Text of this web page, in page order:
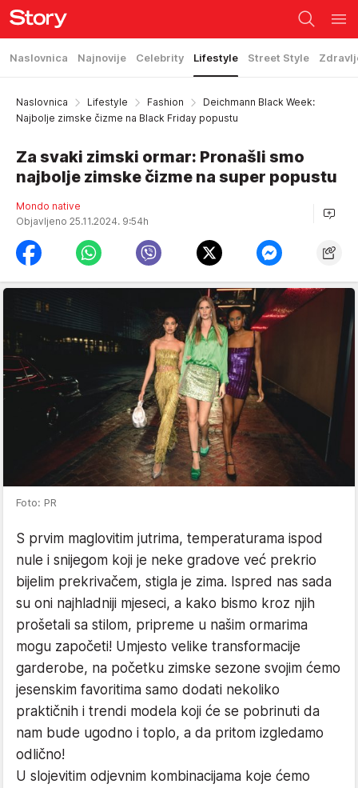
Naslovnica Najnovije Celebrity Lifestyle Street Style
Naslovnica Lifestyle Fashion
Deichmann Black Week:
Najbolje zimske čizme na Black Friday popustu
Za svaki zimski ormar: Pronašli smo
najbolje zimske čizme na super popustu
Mondo native
Objavljeno 25.11.2024. 9:54h
Foto: PR
S prvim maglovitim jutrima, temperaturama ispod
nule i snijegom koji je neke gradove već prekrio
bijelim prekrivačem, stigla je zima. Ispred nas sada
su oni najhladniji mjeseci, a kako bismo kroz njih
prošetali sa stilom, pripreme u našim ormarima
mogu započeti! Umjesto velike transformacije
garderobe, na početku zimske sezone svojim ćemo
jesenskim favoritima samo dodati nekoliko
praktičnih i trendi modela koji će se pobrinuti da
nam bude ugodno i toplo, a da pritom izgledamo
odlično!
U slojevitim odjevnim kombinacijama koje ćemo